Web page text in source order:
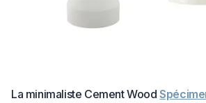
La minimaliste Cement Wood